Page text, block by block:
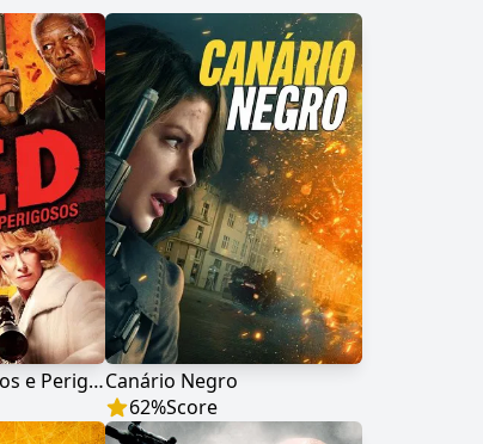
RED - Aposentados e PerigososCanário Negro
62%Score